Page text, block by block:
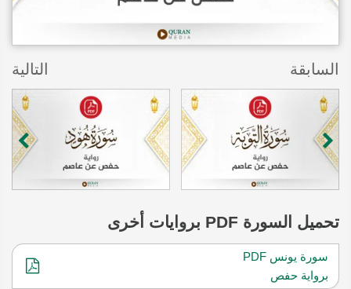
السابقة التالية
تحميل السورة
سورة يونس PDF
برواية حفص